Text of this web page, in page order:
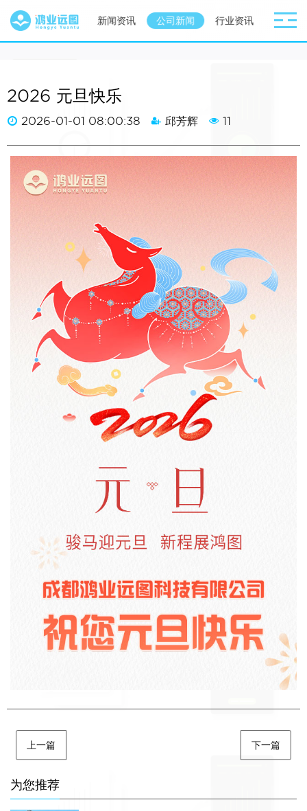
网站首页 新闻资讯 公司新闻 行业资讯
2026 元旦快乐
2026-01-01 08:00:38 邱芳辉 11
上一篇 下一篇
为您推荐